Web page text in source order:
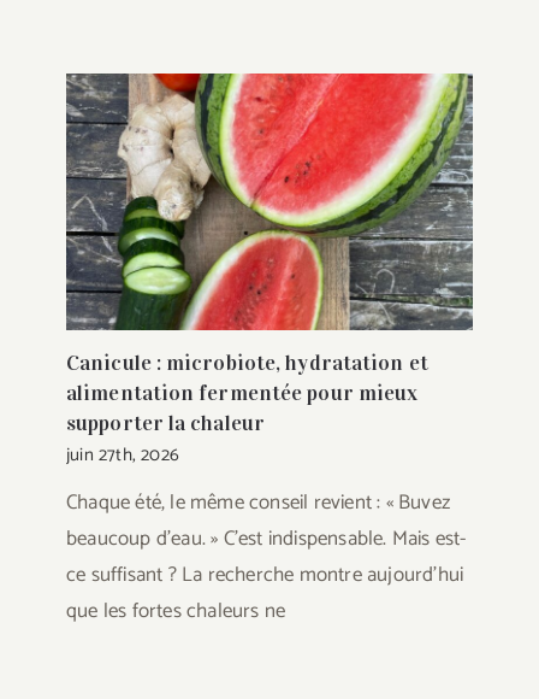
Canicule : microbiote, hydratation et
alimentation fermentée pour mieux
supporter la chaleur
juin 27th, 2026
Chaque été, le même conseil revient : « Buvez
beaucoup d'eau. » C'est indispensable. Mais est-
ce suffisant ? La recherche montre aujourd'hui
que les fortes chaleurs ne